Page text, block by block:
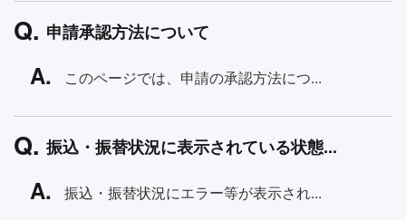
申請承認方法について
このページでは、申請の承認方法につ...
振込・振替状況に表示されている状態...
振込・振替状況にエラー等が表示され...